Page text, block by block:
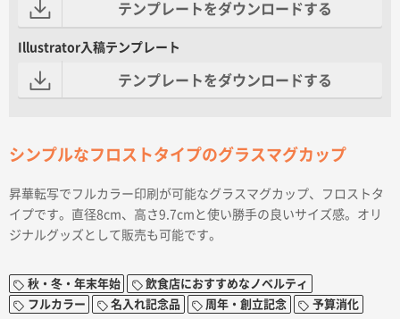
テンプレートをダウンロードする
Illustrator入稿テンプレート
テンプレートをダウンロードする
シンプルなフロストタイプのグラスマグカップ
昇華転写でフルカラー印刷が可能なグラスマグカップ、フロストタ
イプです。直径8cm、高さ9.7cmと使い勝手の良いサイズ感。オリ
ジナルグッズとして販売も可能です。
秋・冬・年末年始
飲食店におすすめなノベルティ
フルカラー
名入れ記念品 周年・創立記念 予算消化